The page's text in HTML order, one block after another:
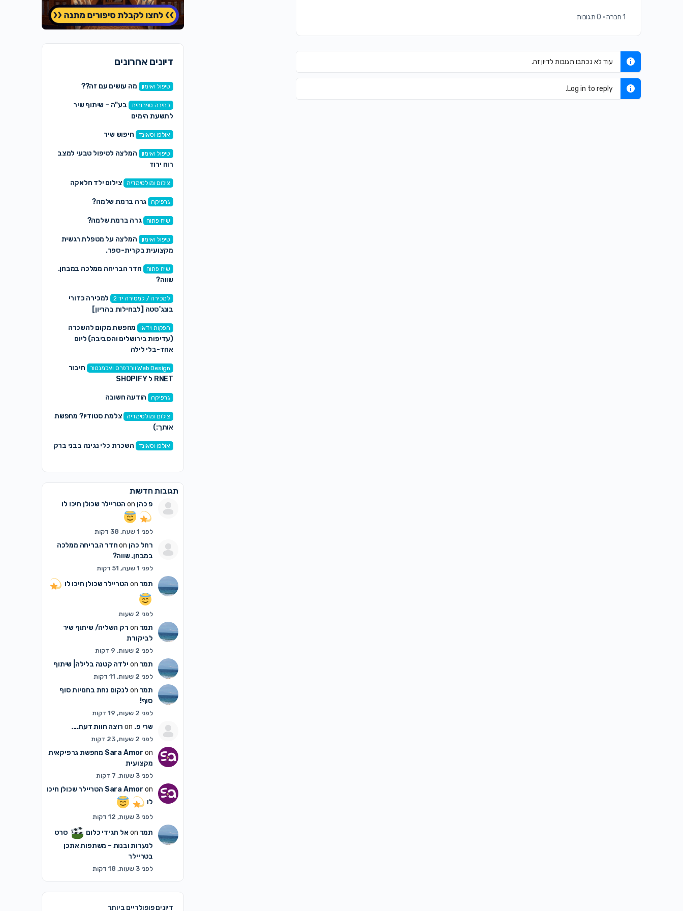
1 חברה · 0 תגובות
עוד לא נכתבו תגובות לדיון זה.
Log in to reply.
דיונים אחרונים
טיפול ואימון מה עושים עם זה??
כתיבה ספרותית
בע"ה – שיתוף שיר
לתשעת הימים
אולפן וסאונד חיפוש שיר
טיפול ואימון
המלצה לטיפול טבעי למצב
רוח ירוד
צילום ומולטימדיה צילום ילד חלאקה
גרפיקה גרה ברמת שלמה?
שיח פתוח גרה ברמת שלמה?
טיפול ואימון
המלצה על מטפלת רגשית
מקצועית בקרית-ספר.
שיח פתוח
חדר הבריחה ממלכה במבחן.
שווה?
למכירה / למסירה יד 2
למכירה כדורי
בונג'סטה [לבחילות בהריון]
הפקות וידאו
מחפשת מקום להשכרה
(עדיפות בירושלים והסביבה) ליום
אחד-בלי לילה
Web Design וורדפרס ואלמנטור
חיבור
RNET ל SHOPIFY
גרפיקה הודעה חשובה
צילום ומולטימדיה
צלמת סטודיו? מחפשת
אותך:)
אולפן וסאונד השכרת כלי נגינה בבני ברק
תגובות חדשות
פ כהן הטריילר שכולן חיכו לו
לפני 1 שעה, 38 דקות
רחל כהן
חדר הבריחה ממלכה
במבחן. שווה?
לפני 1 שעה, 51 דקות
תמר הטריילר שכולן חיכו לו
לפני 2 שעות
תמר
רק השליה/ שיתוף שיר
לביקורת
לפני 2 שעות, 9 דקות
תמר ילדה קטנה בלילה| שיתוף
לפני 2 שעות, 11 דקות
תמר
לנקום נחת בחנויות סוף
סוף!
לפני 2 שעות, 19 דקות
שרי פ. רוצה חוות דעת….
לפני 2 שעות, 23 דקות
Sara Amor on
מחפשת גרפיקאית
מקצועית
לפני 3 שעות, 7 דקות
Sara Amor on
הטריילר שכולן חיכו
לו
לפני 3 שעות, 12 דקות
תמר אל תגידי כלום
סרט
לנערות ובנות – משתפות אתכן
בטריילר
לפני 3 שעות, 18 דקות
דיונים פופולריים ביותר